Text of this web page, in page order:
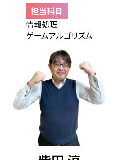
担当科目
情報処理
ゲームアルゴリズム